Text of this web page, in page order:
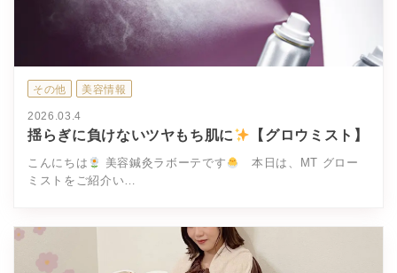
その他 美容情報
2026.03.4
揺らぎに負けないツヤもち肌に 【グロウミスト】
こんにちは 美容鍼灸ラボーテです
本日は、MT グロー
ミストをご紹介い…